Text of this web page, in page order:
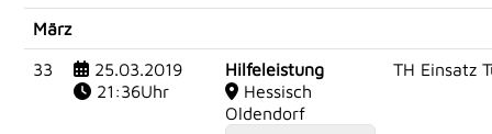
März
33
25.03.2019
21:36Uhr
Hilfeleistung
Hessisch
Oldendorf
TH Einsatz